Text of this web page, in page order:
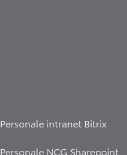
Personale intranet Bitrix
Personale NCG Sharepoint